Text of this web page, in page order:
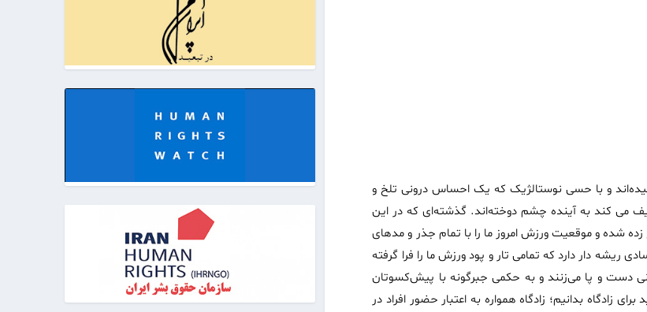
و با حسی نوستالژیک که یک احساس درونی تلخ و
می کند به آینده چشم دوخته‌اند. گذشته‌ای که در این
شده و موقعیت ورزش امروز ما را با تمام جذر و مدهای
دار دارد که تمامی تار و پود ورزش ما را فرا گرفته
دست و پا می‌زنند و به حکمی جبر‌گونه با پیش‌کسوتان
زادگاه بدانیم؛ زادگاه همواره به اعتبار حضور افراد در